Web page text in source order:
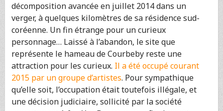
décomposition avancée en juillet 2014 dans un
verger, à quelques kilomètres de sa résidence sud-
coréenne. Un fin étrange pour un curieux
personnage… Laissé à l’abandon, le site que
représente le hameau de Courbeby reste une
attraction pour les curieux. Il a été occupé courant
2015 par un groupe d’artistes. Pour sympathique
qu’elle soit, l’occupation était toutefois illégale, et
une décision judiciaire, sollicité par la société